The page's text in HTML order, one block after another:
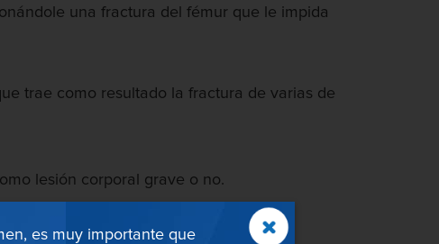
una fractura del fémur que le impida
trae como resultado la fractura de varias de
lesión corporal grave o no.
es muy importante que